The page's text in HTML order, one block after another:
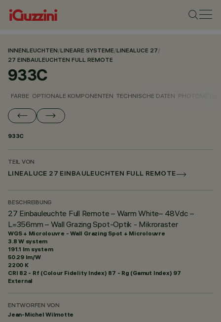
INNENLEUCHTEN/LINEARE SYSTEME/LINEALUCE 27/
27 EINBAULEUCHTEN FULL REMOTE
933C
FARBE OPTIONALE KOMPONENTEN TECHNISCHE DATEN
933C
TEIL VON
LINEALUCE 27 EINBAULEUCHTEN FULL REMOTE
BESCHREIBUNG
27 Einbauleuchte Full Remote – Warm White– 48Vdc –
L=356mm – Wall Grazing Spot-Optik - Mikroraster
WGS + Microlouvre - Wall Grazing Spot + Microlouvre
3.8 W system
191.1 lm system
50.29 lm/W
2200 K
CRI 82 - Rf (Colour Fidelity Index) 87 - Rg (Gamut Index) 97
External
ENTWORFEN VON
Jean-Michel Wilmotte